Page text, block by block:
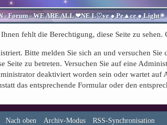
fehlt die Berechtigung, diese Seite zu
Bitte melden Sie sich an und versuchen Sie
Seite zu betreten. Versuchen Sie auf eine
deaktiviert worden sein oder wartet auf
das entsprechende Formular oder den
Nach oben Archiv-Modus RSS-Synchronisation